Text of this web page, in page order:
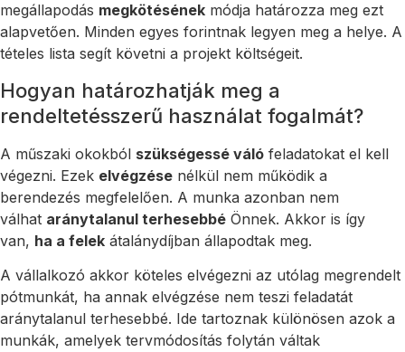
megállapodás megkötésének módja határozza meg ezt
alapvetően. Minden egyes forintnak legyen meg a helye. A
tételes lista segít követni a projekt költségeit.
Hogyan határozhatják meg a
rendeltetésszerű használat fogalmát?
A műszaki okokból szükségessé váló feladatokat el kell
végezni. Ezek elvégzése nélkül nem működik a
berendezés megfelelően. A munka azonban nem
válhat aránytalanul terhesebbé Önnek. Akkor is így
van, ha a felek átalánydíjban állapodtak meg.
A vállalkozó akkor köteles elvégezni az utólag megrendelt
pótmunkát, ha annak elvégzése nem teszi feladatát
aránytalanul terhesebbé. Ide tartoznak különösen azok a
munkák, amelyek tervmódosítás folytán váltak